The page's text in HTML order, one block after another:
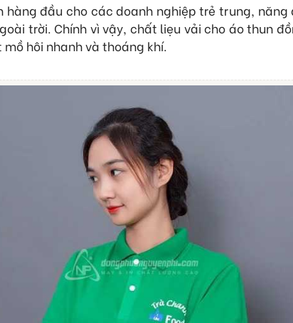
hàng đầu cho các doanh nghiệp trẻ trung, năng
trời. Chính vì vậy, chất liẹu vải cho áo thun
hôi nhanh và thoáng khí.